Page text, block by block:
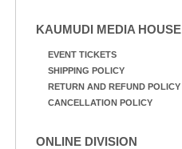
KAUMUDI MEDIA HOUSE
EVENT TICKETS
SHIPPING POLICY
RETURN AND REFUND POLICY
CANCELLATION POLICY
ONLINE DIVISION